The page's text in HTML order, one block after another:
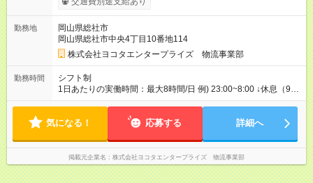
す。 雇用形態：本採用時と同じです。 給与：時給 1,047
は給与条件が異なります。 ・雇用形態・その他の待遇に変更は
ありません。 ・添乗指導終了後は、試用期間中であっても提示
した給与条件を適用します。
勤務地
岡山県総社市
岡山県総社市中央4丁目10番地114
株式会社ヨコタエンタープライズ 物流事業部
勤務時間
シフト制
1日あたりの実働時間：最大8時間/日 例) 23:00~8:00 ↓休息（9時
間以上） フリー ※実働8時間・休憩1時間 ※残業は1日平均2～3
気になる！ 応募する 詳細へ
掲載元企業名 株式会社ヨコタエンタープライズ 物流事業部